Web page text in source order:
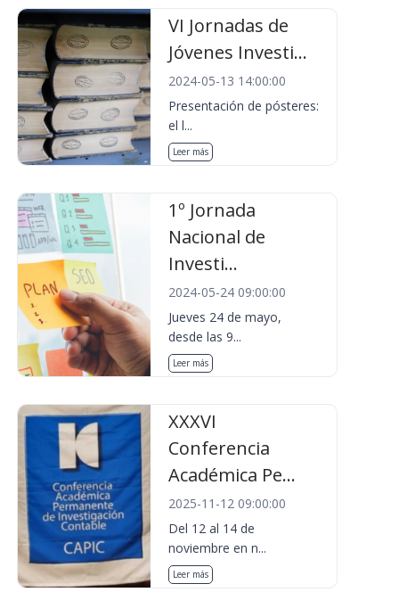
VI Jornadas de
Jóvenes Investi...
2024-05-13 14:00:00
Presentación de pósteres:
el l...
Leer más
1º Jornada
Nacional de
Investi...
2024-05-24 09:00:00
Jueves 24 de mayo,
desde las 9...
Leer más
XXXVI
Conferencia
Académica Pe...
2025-11-12 09:00:00
Del 12 al 14 de
noviembre en n...
Leer más